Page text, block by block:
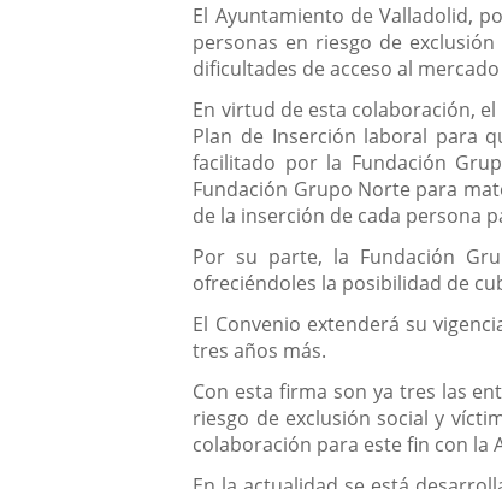
El Ayuntamiento de Valladolid,
personas en riesgo de
dificultades de acceso al
En virtud de esta colaboración,
Plan de Inserción laboral para
facilitado por la Fundación
Fundación Grupo Norte para
de la inserción de cada persona
Por su parte, la Fundación
ofreciéndoles la posibilidad de
El Convenio extenderá su
tres años más.
Con esta firma son ya tres las
riesgo de exclusión social y
colaboración para este fin con la